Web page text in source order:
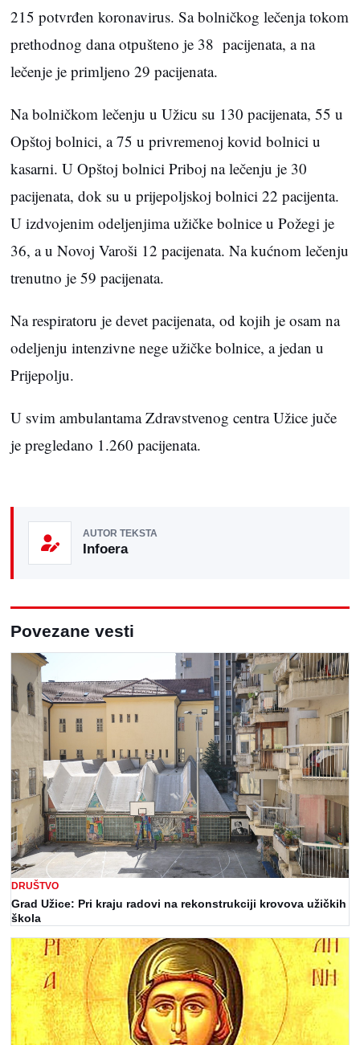
215 potvrđen koronavirus. Sa bolničkog lečenja tokom
prethodnog dana otpušteno je 38 pacijenata, a na
lečenje je primljeno 29 pacijenata.
Na bolničkom lečenju u Užicu su 130 pacijenata, 55 u
Opštoj bolnici, a 75 u privremenoj kovid bolnici u
kasarni. U Opštoj bolnici Priboj na lečenju je 30
pacijenata, dok su u prijepoljskoj bolnici 22 pacijenta.
U izdvojenim odeljenjima užičke bolnice u Požegi je
36, a u Novoj Varoši 12 pacijenata. Na kućnom lečenju
trenutno je 59 pacijenata.
Na respiratoru je devet pacijenata, od kojih je osam na
odeljenju intenzivne nege užičke bolnice, a jedan u
Prijepolju.
U svim ambulantama Zdravstvenog centra Užice juče
je pregledano 1.260 pacijenata.
AUTOR TEKSTA
Infoera
Povezane vesti
DRUŠTVO
Grad Užice: Pri kraju radovi na rekonstrukciji krovova užičkih
škola